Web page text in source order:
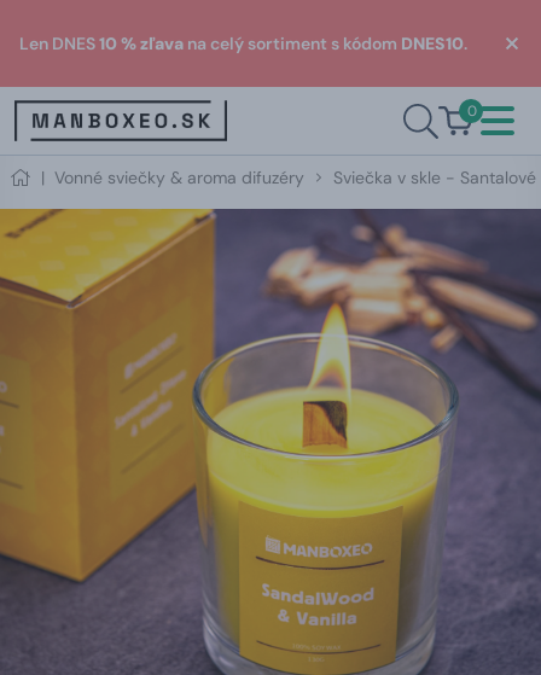
Len DNES10 % zľava na celý sortiment s kódom DNES10.
0
| Vonné sviečky & aroma difuzéry Sviečka v skle -